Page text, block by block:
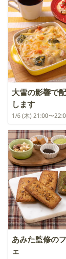
大雪の影響で
します
1/6 (木) 21:00〜
あみた監修の
ェ